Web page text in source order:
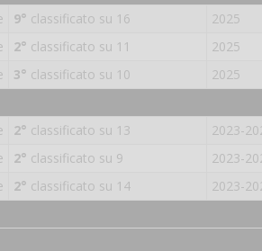
9° classificato su 16
2025
2° classificato su 11
2025
3° classificato su 10
2025
2° classificato su 13
2023-
2° classificato su 9
2023-
2° classificato su 14
2023-